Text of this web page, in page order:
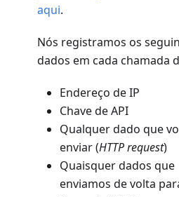
aqui.
Nós registramos os
dados em cada chamada
Endereço de IP
Chave de API
Qualquer dado que
enviar (HTTP request)
Quaisquer dados que
enviamos de volta